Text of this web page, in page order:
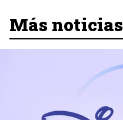
Más noticias